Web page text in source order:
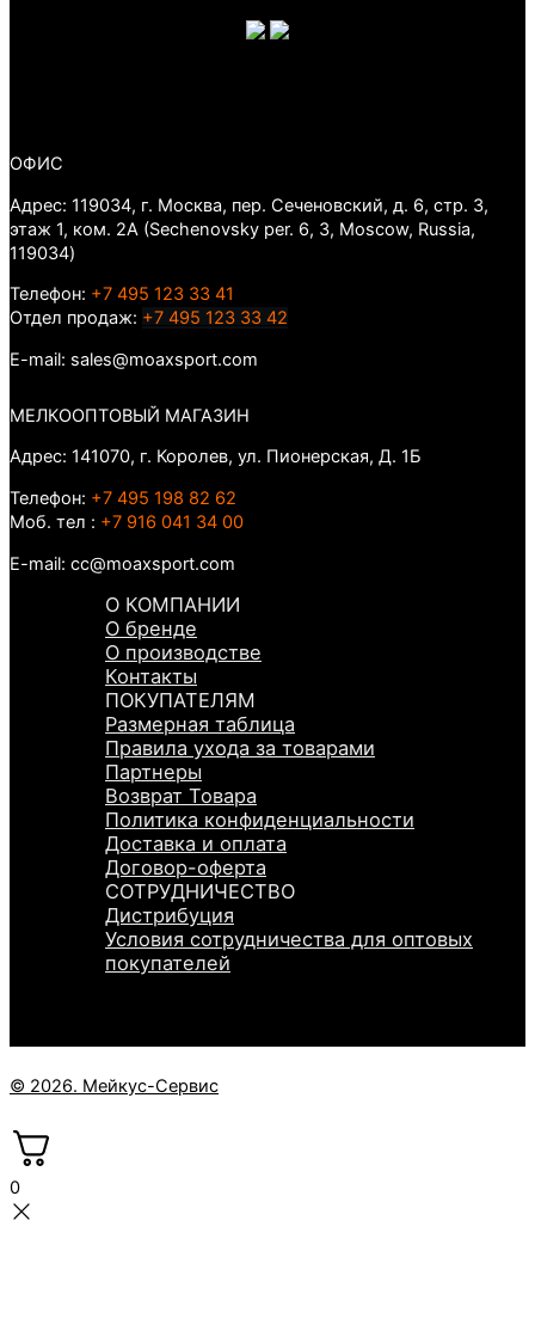
ОФИС
Адрес: 119034, г. Москва, пер. Сеченовский, д. 6, стр. 3,
этаж 1, ком. 2А (Sechenovsky per. 6, 3, Moscow, Russia,
119034)
Телефон: +7 495 123 33 41
Отдел продаж: +7 495 123 33 42
E-mail: sales@moaxsport.com
МЕЛКООПТОВЫЙ МАГАЗИН
Адрес: 141070, г. Королев, ул. Пионерская, Д. 1Б
Телефон: +7 495 198 82 62
Моб. тел : +7 916 041 34 00
E-mail: cc@moaxsport.com
О КОМПАНИИ
О бренде
О производстве
Контакты
ПОКУПАТЕЛЯМ
Размерная таблица
Правила ухода за товарами
Партнеры
Возврат Товара
Политика конфиденциальности
Доставка и оплата
Договор-оферта
СОТРУДНИЧЕСТВО
Дистрибуция
Условия сотрудничества для оптовых
покупателей
© 2026. Мейкус-Сервис
0